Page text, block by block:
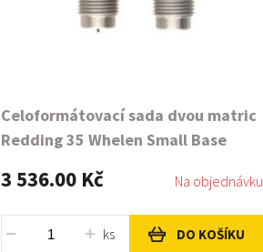
Celoformátovací sada dvou matric
Redding 35 Whelen Small Base
3 536.00 Kč Na objednávku
ks DO KOŠÍKU